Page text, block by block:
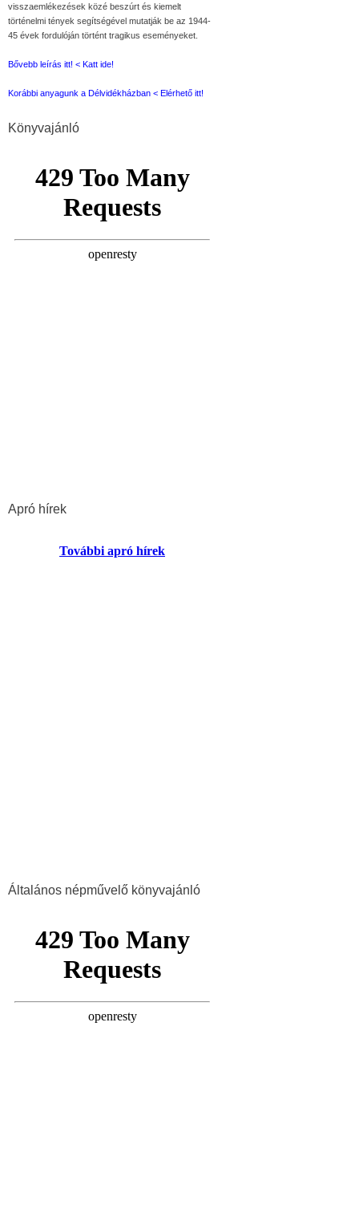
visszaemlékezések közé beszúrt és kiemelt
történelmi tények segítségével mutatják be az 1944-
45 évek fordulóján történt tragikus eseményeket.
Bővebb leírás itt! < Katt ide!
Korábbi anyagunk a Délvidékházban < Elérhető itt!
Könyvajánló
Apró hírek
Általános népművelő könyvajánló